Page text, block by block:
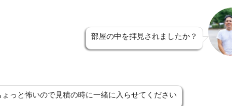
部屋の中を拝見されましたか？
っと怖いので見積の時に一緒に入らせてください